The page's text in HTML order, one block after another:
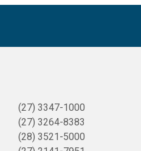
(27) 3347-1000
(27) 3264-8383
(28) 3521-5000